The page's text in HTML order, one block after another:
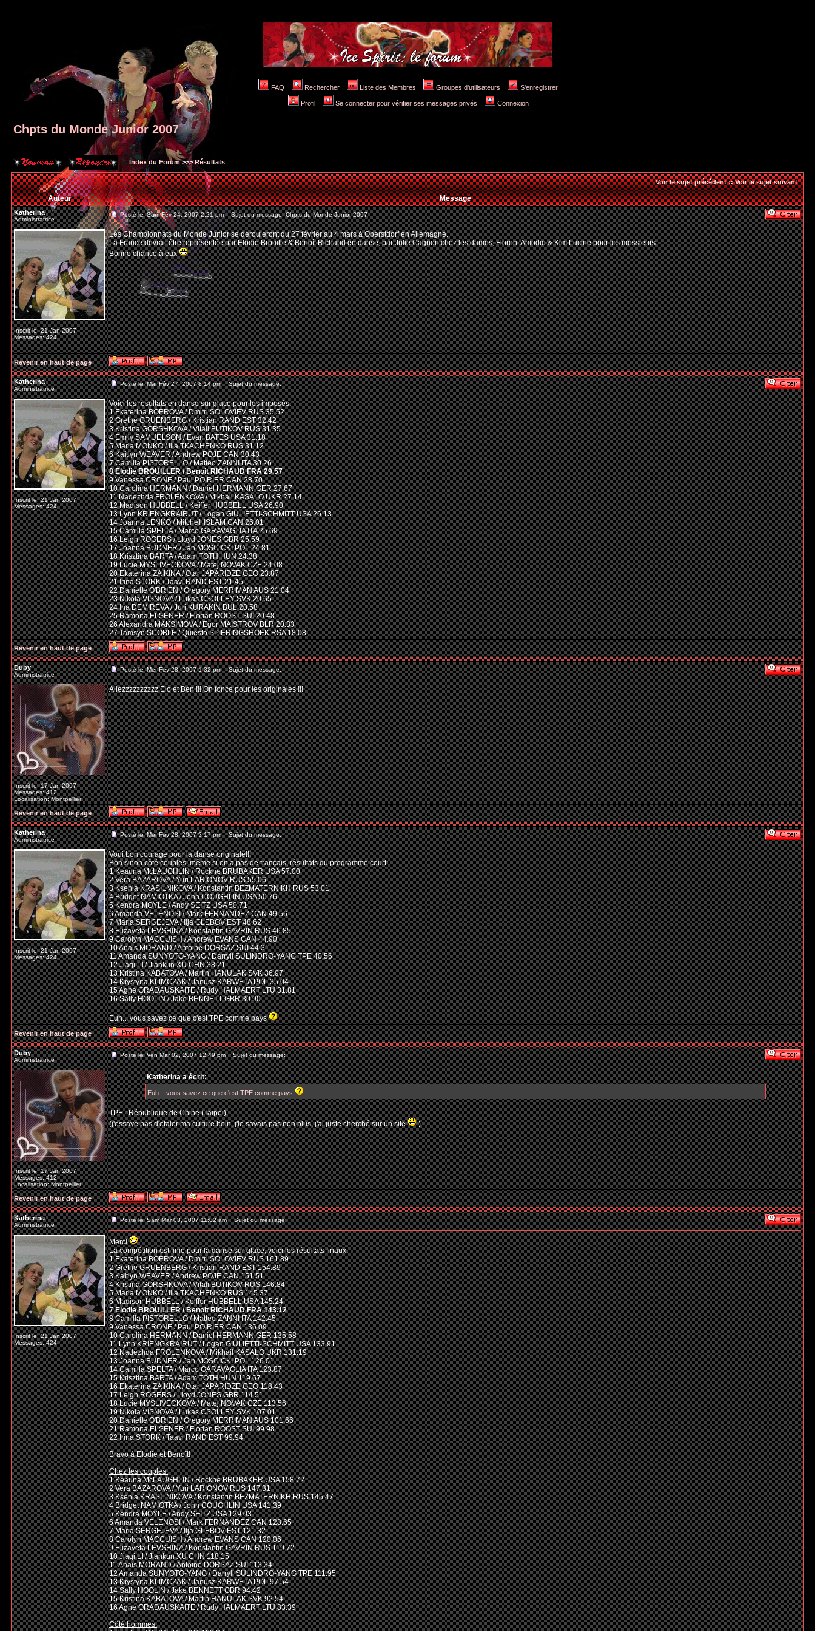
FAQ Rechercher Liste des Membres Groupes d'utilisateurs S'enregistrer
Profil Se connecter pour vérifier ses messages privés Connexion
Chpts du Monde Junior 2007
Index du Forum>>>Résultats
Voir le sujet précédent::Voir le sujet suivant
Auteur Message
Katherina
Administratrice
Inscrit le: 21 Jan 2007
Messages: 424
Posté le: Sam Fév 24, 2007 2:21 pm Sujet du message: Chpts du Monde Junior 2007
Les Championnats du Monde Junior se dérouleront du 27 février au 4 mars à Oberstdorf en Allemagne.
La France devrait être représentée par Elodie Brouille & Benoît Richaud en danse, par Julie Cagnon chez les dames, Florent Amodio & Kim Lucine pour les messieurs.
Bonne chance à eux
Revenir en haut de page
Katherina
Administratrice
Inscrit le: 21 Jan 2007
Messages: 424
Posté le: Mar Fév 27, 2007 8:14 pm Sujet du message:
Voici les résultats en danse sur glace pour les imposés:
1 Ekaterina BOBROVA / Dmitri SOLOVIEV RUS 35.52
2 Grethe GRUENBERG / Kristian RAND EST 32.42
3 Kristina GORSHKOVA / Vitali BUTIKOV RUS 31.35
4 Emily SAMUELSON / Evan BATES USA 31.18
5 Maria MONKO / Ilia TKACHENKO RUS 31.12
6 Kaitlyn WEAVER / Andrew POJE CAN 30.43
7 Camilla PISTORELLO / Matteo ZANNI ITA 30.26
8 Elodie BROUILLER / Benoit RICHAUD FRA 29.57
9 Vanessa CRONE / Paul POIRIER CAN 28.70
10 Carolina HERMANN / Daniel HERMANN GER 27.67
11 Nadezhda FROLENKOVA / Mikhail KASALO UKR 27.14
12 Madison HUBBELL / Keiffer HUBBELL USA 26.90
13 Lynn KRIENGKRAIRUT / Logan GIULIETTI-SCHMITT USA 26.13
14 Joanna LENKO / Mitchell ISLAM CAN 26.01
15 Camilla SPELTA / Marco GARAVAGLIA ITA 25.69
16 Leigh ROGERS / Lloyd JONES GBR 25.59
17 Joanna BUDNER / Jan MOSCICKI POL 24.81
18 Krisztina BARTA / Adam TOTH HUN 24.38
19 Lucie MYSLIVECKOVA / Matej NOVAK CZE 24.08
20 Ekaterina ZAIKINA / Otar JAPARIDZE GEO 23.87
21 Irina STORK / Taavi RAND EST 21.45
22 Danielle O'BRIEN / Gregory MERRIMAN AUS 21.04
23 Nikola VISNOVA / Lukas CSOLLEY SVK 20.65
24 Ina DEMIREVA / Juri KURAKIN BUL 20.58
25 Ramona ELSENER / Florian ROOST SUI 20.48
26 Alexandra MAKSIMOVA / Egor MAISTROV BLR 20.33
27 Tamsyn SCOBLE / Quiesto SPIERINGSHOEK RSA 18.08
Revenir en haut de page
Duby
Administratrice
Inscrit le: 17 Jan 2007
Messages: 412
Localisation: Montpellier
Posté le: Mer Fév 28, 2007 1:32 pm Sujet du message:
Allezzzzzzzzzz Elo et Ben !!! On fonce pour les originales !!!
Revenir en haut de page
Katherina
Administratrice
Inscrit le: 21 Jan 2007
Messages: 424
Posté le: Mer Fév 28, 2007 3:17 pm Sujet du message:
Voui bon courage pour la danse originale!!!
Bon sinon côté couples, même si on a pas de français, résultats du programme court:
1 Keauna McLAUGHLIN / Rockne BRUBAKER USA 57.00
2 Vera BAZAROVA / Yuri LARIONOV RUS 55.06
3 Ksenia KRASILNIKOVA / Konstantin BEZMATERNIKH RUS 53.01
4 Bridget NAMIOTKA / John COUGHLIN USA 50.76
5 Kendra MOYLE / Andy SEITZ USA 50.71
6 Amanda VELENOSI / Mark FERNANDEZ CAN 49.56
7 Maria SERGEJEVA / Ilja GLEBOV EST 48.62
8 Elizaveta LEVSHINA / Konstantin GAVRIN RUS 46.85
9 Carolyn MACCUISH / Andrew EVANS CAN 44.90
10 Anais MORAND / Antoine DORSAZ SUI 44.31
11 Amanda SUNYOTO-YANG / Darryll SULINDRO-YANG TPE 40.56
12 Jiaqi LI / Jiankun XU CHN 38.21
13 Kristina KABATOVA / Martin HANULAK SVK 36.97
14 Krystyna KLIMCZAK / Janusz KARWETA POL 35.04
15 Agne ORADAUSKAITE / Rudy HALMAERT LTU 31.81
16 Sally HOOLIN / Jake BENNETT GBR 30.90
Euh... vous savez ce que c'est TPE comme pays
Revenir en haut de page
Duby
Administratrice
Inscrit le: 17 Jan 2007
Messages: 412
Localisation: Montpellier
Posté le: Ven Mar 02, 2007 12:49 pm Sujet du message:
Katherina a écrit:
Euh... vous savez ce que c'est TPE comme pays
TPE : République de Chine (Taipei)
(j'essaye pas d'etaler ma culture hein, j'le savais pas non plus, j'ai juste cherché sur un site
)
Revenir en haut de page
Katherina
Administratrice
Inscrit le: 21 Jan 2007
Messages: 424
Posté le: Sam Mar 03, 2007 11:02 am Sujet du message:
Merci
La compétition est finie pour ladanse sur glace, voici les résultats finaux:
1 Ekaterina BOBROVA / Dmitri SOLOVIEV RUS 161.89
2 Grethe GRUENBERG / Kristian RAND EST 154.89
3 Kaitlyn WEAVER / Andrew POJE CAN 151.51
4 Kristina GORSHKOVA / Vitali BUTIKOV RUS 146.84
5 Maria MONKO / Ilia TKACHENKO RUS 145.37
6 Madison HUBBELL / Keiffer HUBBELL USA 145.24
7Elodie BROUILLER / Benoit RICHAUD FRA 143.12
8 Camilla PISTORELLO / Matteo ZANNI ITA 142.45
9 Vanessa CRONE / Paul POIRIER CAN 136.09
10 Carolina HERMANN / Daniel HERMANN GER 135.58
11 Lynn KRIENGKRAIRUT / Logan GIULIETTI-SCHMITT USA 133.91
12 Nadezhda FROLENKOVA / Mikhail KASALO UKR 131.19
13 Joanna BUDNER / Jan MOSCICKI POL 126.01
14 Camilla SPELTA / Marco GARAVAGLIA ITA 123.87
15 Krisztina BARTA / Adam TOTH HUN 119.67
16 Ekaterina ZAIKINA / Otar JAPARIDZE GEO 118.43
17 Leigh ROGERS / Lloyd JONES GBR 114.51
18 Lucie MYSLIVECKOVA / Matej NOVAK CZE 113.56
19 Nikola VISNOVA / Lukas CSOLLEY SVK 107.01
20 Danielle O'BRIEN / Gregory MERRIMAN AUS 101.66
21 Ramona ELSENER / Florian ROOST SUI 99.98
22 Irina STORK / Taavi RAND EST 99.94
Bravo à Elodie et Benoît!
Chez les couples:
1 Keauna McLAUGHLIN / Rockne BRUBAKER USA 158.72
2 Vera BAZAROVA / Yuri LARIONOV RUS 147.31
3 Ksenia KRASILNIKOVA / Konstantin BEZMATERNIKH RUS 145.47
4 Bridget NAMIOTKA / John COUGHLIN USA 141.39
5 Kendra MOYLE / Andy SEITZ USA 129.03
6 Amanda VELENOSI / Mark FERNANDEZ CAN 128.65
7 Maria SERGEJEVA / Ilja GLEBOV EST 121.32
8 Carolyn MACCUISH / Andrew EVANS CAN 120.06
9 Elizaveta LEVSHINA / Konstantin GAVRIN RUS 119.72
10 Jiaqi LI / Jiankun XU CHN 118.15
11 Anais MORAND / Antoine DORSAZ SUI 113.34
12 Amanda SUNYOTO-YANG / Darryll SULINDRO-YANG TPE 111.95
13 Krystyna KLIMCZAK / Janusz KARWETA POL 97.54
14 Sally HOOLIN / Jake BENNETT GBR 94.42
15 Kristina KABATOVA / Martin HANULAK SVK 92.54
16 Agne ORADAUSKAITE / Rudy HALMAERT LTU 83.39
Côté hommes: